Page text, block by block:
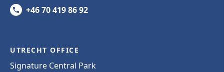
+46 70 419 86 92
UTRECHT OFFICE
Signature Central Park